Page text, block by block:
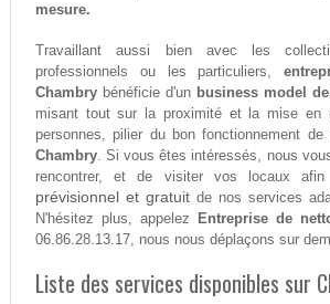
mesure.
Travaillant aussi bien avec les
professionnels ou les particuliers,
Chambrybénéficie d'un business model
misant tout sur la proximité et la mise en
personnes, pilier du bon fonctionnement
Chambry. Si vous êtes intéressés, nous
rencontrer, et de visiter vos locaux
prévisionnel et gratuitde nos services
N'hésitez plus, appelez
Entreprise de
06.86.28.13.17, nous nous déplaçons sur
Liste des services disponibles sur